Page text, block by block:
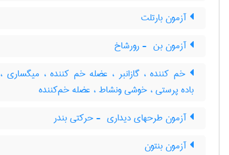
آزمون بارتلت
آزمون بن ‎ - رورشاخ
خم کننده ، گازانبر ، عضله خم کننده ، میگساری ،
باده پرستی ، خوشی ونشاط ، عضله خم‌کننده
آزمون طرحهای دیداری ‎ - حرکتی بندر
آزمون بنتون